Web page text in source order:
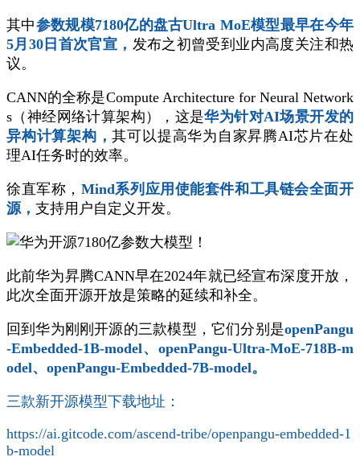
其中参数规模7180亿的盘古Ultra MoE模型最早在今年
5月30日首次官宣， 发布之初曾受到业内高度关注和热
议。
CANN的全称是Compute Architecture for Neural Network
s（神经网络计算架构），这是华为针对AI场景开发的
异构计算架构，其可以提高华为自家昇腾AI芯片在处
理AI任务时的效率。
徐直军称， Mind系列应用使能套件和工具链会全面开
源， 支持用户自定义开发。
此前华为昇腾CANN早在2024年就已经宣布深度开放，
此次全面开源开放是策略的延续和补全。
回到华为刚刚开源的三款模型，它们分别是openPangu
-Embedded-1B-model、openPangu-Ultra-MoE-718B-m
odel、openPangu-Embedded-7B-model。
三款新开源模型下载地址：
https://ai.gitcode.com/ascend-tribe/openpangu-embedded-1
b-model